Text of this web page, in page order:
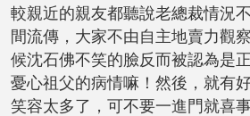
較親近的親友都聽說老總裁情況
間流傳，大家不由自主地賣力觀
候沈石佛不笑的臉反而被認為是
憂心祖父的病情嘛！然後，就有
笑容太多了，可不要一進門就喜